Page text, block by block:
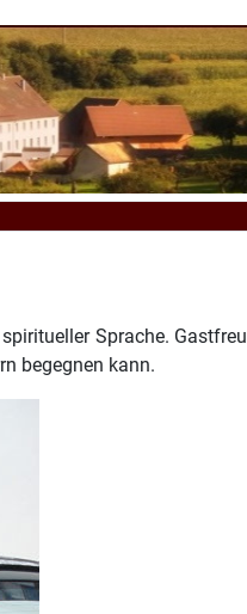
Sprache.
begegnen kann.